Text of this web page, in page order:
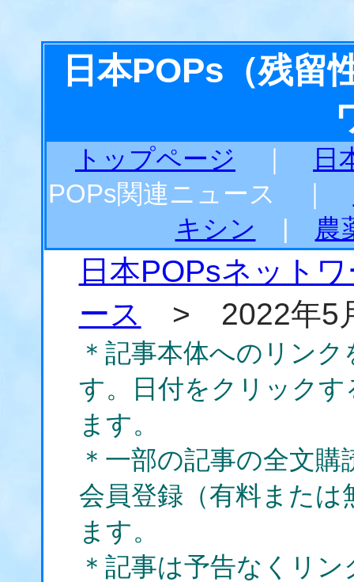
日本POPs（残留
トップページ
日
POPs関連ニュース ｜
キシン
農
日本POPsネット
ース
> 2022年5
＊記事本体へのリン
す。日付をクリック
ます。
＊一部の記事の全文
会員登録（有料また
ます。
＊記事は予告なくリ